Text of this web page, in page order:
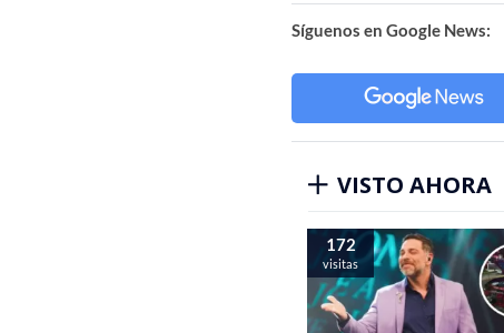
Síguenos en Google News:
VISTO AHORA
172
visitas